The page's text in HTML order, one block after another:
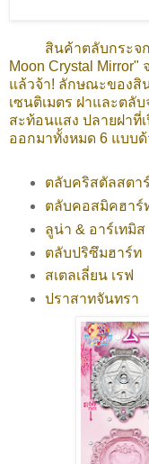
สินค้าตลับกระจกเ
Moon Crystal
แล้วจ้า! ลักษณะของสิ
เซนติเมตร ฝาและตลั
สะท้อนแสง ปลายฝาที่
ออกมาทั้งหมด 6 แบบ
ตลับคริสตัลสตาร์
ตลับคอสมิคฮาร์
ลูน่า & อาร์เทมิส
ตลับปริซึมฮาร์ท
สเตลเลี่ยน เรฟ
ปราสาทจันทรา